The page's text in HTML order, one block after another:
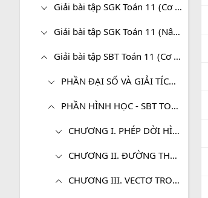
Giải bài tập SGK Toán 11 (Cơ bản)
Giải bài tập SGK Toán 11 (Nâng cao)
Giải bài tập SBT Toán 11 (Cơ bản)
PHẦN ĐẠI SỐ VÀ GIẢI TÍCH - SBT TOÁN 11 (CƠ BẢN)
PHẦN HÌNH HỌC - SBT TOÁN 11 (CƠ BẢN)
CHƯƠNG I. PHÉP DỜI HÌNH VÀ PHÉP ĐỒNG DẠNG TRONG MẶT PHẲNG
CHƯƠNG II. ĐƯỜNG THẲNG VÀ MẶT PHẲNG TRONG KHÔNG GIAN. QUAN HỆ SONG SONG
CHƯƠNG III. VECTƠ TRONG KHÔNG GIAN. QUAN HỆ VUÔNG GÓC TRONG KHÔNG GIAN